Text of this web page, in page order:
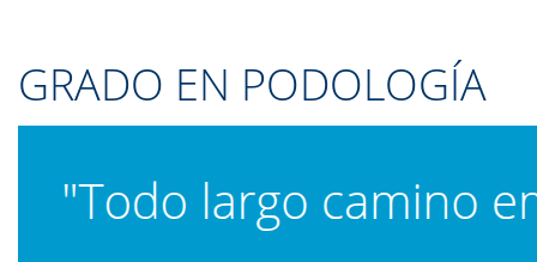
GRADO EN PODOLOGÍA